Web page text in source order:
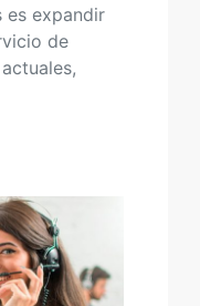
es expandir
de